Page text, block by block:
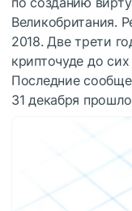
Великобритания.
2018. Две трети
крипточуде до
Последние
31 декабря